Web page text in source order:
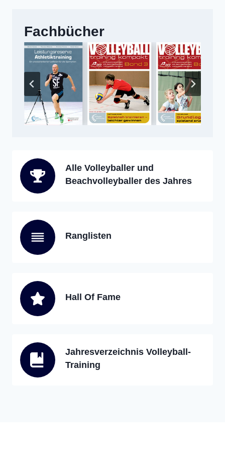
Fachbücher
Alle Volleyballer und
Beachvolleyballer des Jahres
Ranglisten
Hall Of Fame
Jahresverzeichnis Volleyball-
Training